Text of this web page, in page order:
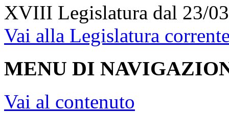
XVIII Legislatura dal 23/
Vai alla Legislatura
MENU DI
Vai al contenuto